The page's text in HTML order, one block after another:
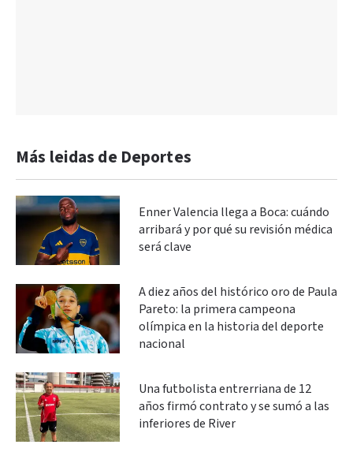
Más leidas de Deportes
Enner Valencia llega a Boca: cuándo
arribará y por qué su revisión médica
será clave
A diez años del histórico oro de Paula
Pareto: la primera campeona
olímpica en la historia del deporte
nacional
Una futbolista entrerriana de 12
años firmó contrato y se sumó a las
inferiores de River